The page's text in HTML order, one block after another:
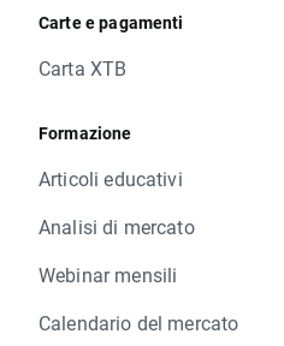
Carte e pagamenti
Carta XTB
Formazione
Articoli educativi
Analisi di mercato
Webinar mensili
Calendario del mercato